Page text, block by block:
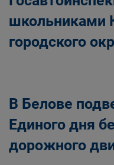
школьниками
городского
В Белове
Единого дня
дорожного